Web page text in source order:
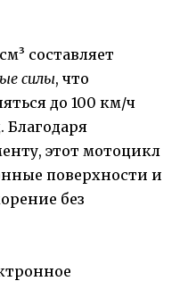
составляет
силы, что
до 100 км/ч
Благодаря
этот мотоцикл
поверхности и
без